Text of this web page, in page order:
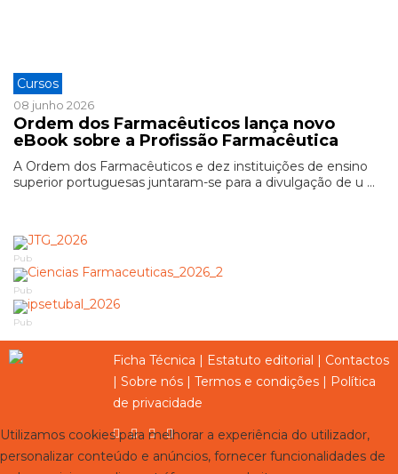
Cursos
08 junho 2026
Ordem dos Farmacêuticos lança novo
eBook sobre a Profissão Farmacêutica
A Ordem dos Farmacêuticos e dez instituições de ensino
superior portuguesas juntaram-se para a divulgação de u ...
Pub
Pub
Pub
Ficha Técnica | Estatuto editorial | Contactos
| Sobre nós | Termos e condições | Política
de privacidade
Utilizamos cookies para melhorar a experiência do utilizador,
personalizar conteúdo e anúncios, fornecer funcionalidades de